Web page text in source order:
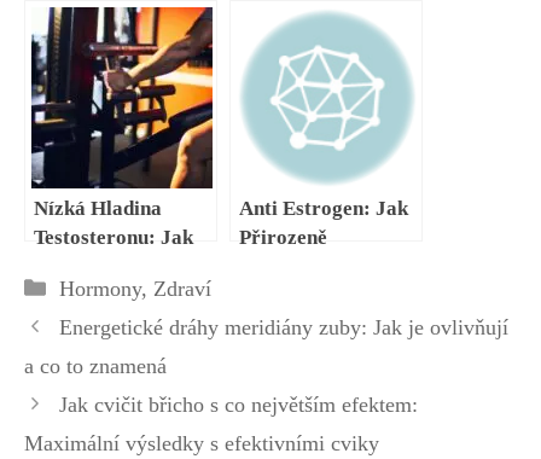
Bezpečná
Samoléčba?
Vyšší Výkonnosti a
Lepší Regeneraci
Nízká Hladina
Testosteronu: Jak
Stavem?
Anti Estrogen: Jak
Přirozeně
Rubriky
Hormony, Zdraví
Energetické dráhy meridiány zuby: Jak je ovlivňují
a co to znamená
Jak cvičit břicho s co největším efektem:
Maximální výsledky s efektivními cviky